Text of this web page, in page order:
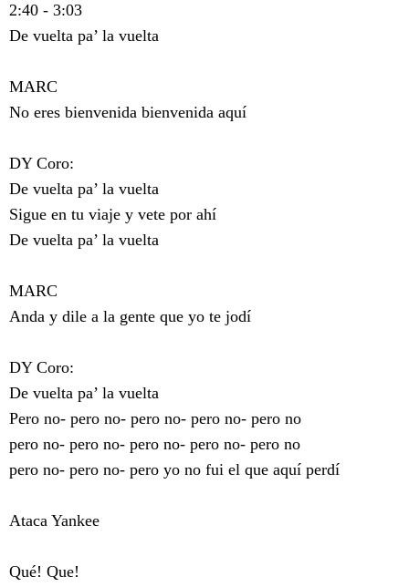
2:40 - 3:03
De vuelta pa’ la vuelta
MARC
No eres bienvenida bienvenida aquí
DY Coro:
De vuelta pa’ la vuelta
Sigue en tu viaje y vete por ahí
De vuelta pa’ la vuelta
MARC
Anda y dile a la gente que yo te jodí
DY Coro:
De vuelta pa’ la vuelta
Pero no- pero no- pero no- pero no- pero no
pero no- pero no- pero no- pero no- pero no
pero no- pero no- pero yo no fui el que aquí perdí
Ataca Yankee
Qué! Que!